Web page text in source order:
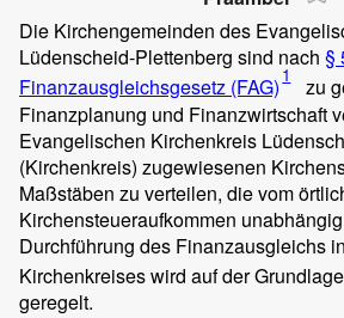
Die Kirchengemeinden des
Lüdenscheid-Plettenberg sind nach §
Finanzausgleichsgesetz (FAG) 1
zu
Finanzplanung und Finanzwirtschaft
Evangelischen Kirchenkreis
(Kirchenkreis) zugewiesenen
Maßstäben zu verteilen, die vom
Kirchensteueraufkommen
Durchführung des Finanzausgleichs
Kirchenkreises wird auf der
geregelt.